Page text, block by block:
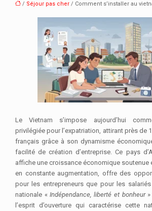
/ Séjour pas cher / Comment s’installer au
Le Vietnam s’impose aujourd’hui
privilégiée pour l’expatriation, attirant près de
français grâce à son dynamisme
facilité de création d’entreprise. Ce pays
affiche une croissance économique soutenue
en constante augmentation, offre des
pour les entrepreneurs que pour les
nationale «Indépendance, liberté et bonheur»
l’esprit d’ouverture qui caractérise cette